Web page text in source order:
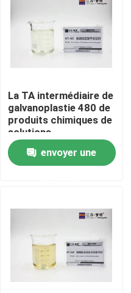
La TA intermédiaire de
galvanoplastie 480 de
produits chimiques de
solutions
d'électrodéposition
avec bon jetant la
puissance
envoyer une